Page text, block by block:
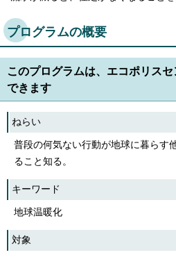
プログラムの概要
このプログラムは、エコポリス
できます
ねらい
普段の何気ない行動が地球に暮らす
ること知る。
キーワード
地球温暖化
対象